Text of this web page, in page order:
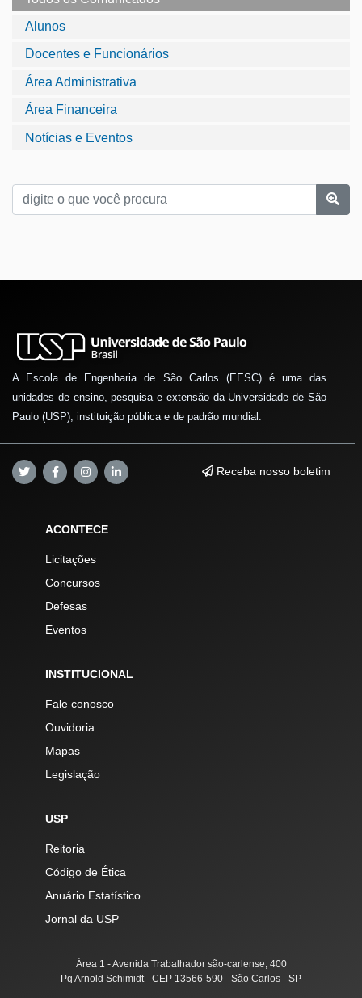
Alunos
Docentes e Funcionários
Área Administrativa
Área Financeira
Notícias e Eventos
A Escola de Engenharia de São Carlos (EESC) é uma das
unidades de ensino, pesquisa e extensão da Universidade de São
Paulo (USP), instituição pública e de padrão mundial.
Receba nosso boletim
ACONTECE
Licitações
Concursos
Defesas
Eventos
INSTITUCIONAL
Fale conosco
Ouvidoria
Mapas
Legislação
USP
Reitoria
Código de Ética
Anuário Estatístico
Jornal da USP
Área 1 - Avenida Trabalhador são-carlense, 400
Pq Arnold Schimidt - CEP 13566-590 - São Carlos - SP